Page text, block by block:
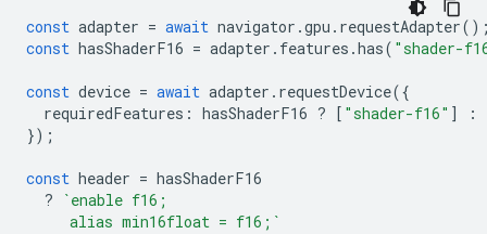
const adapter = await navigator .gpu . requestAdapter
const hasShaderF16 = adapter . features .has( "shader-
const device = await adapter . requestDevice({
requiredFeatures : hasShaderF16 ? [ "shader-f16" ] :
});
const header = hasShaderF16
?
`enable f16;
     alias min16float = f16;`